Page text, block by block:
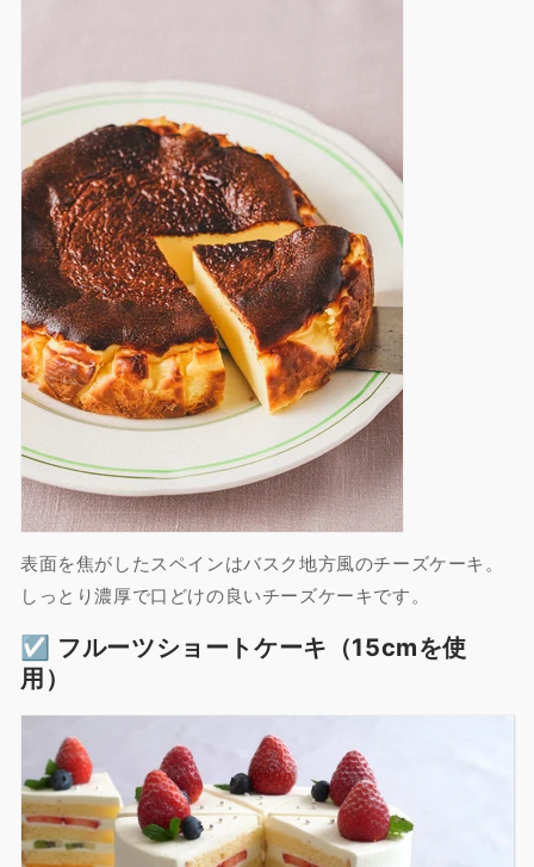
表面を焦がしたスペインはバスク地方風のチーズケーキ。
しっとり濃厚で口どけの良いチーズケーキです。
☑︎ フルーツショートケーキ（15cmを使
用）